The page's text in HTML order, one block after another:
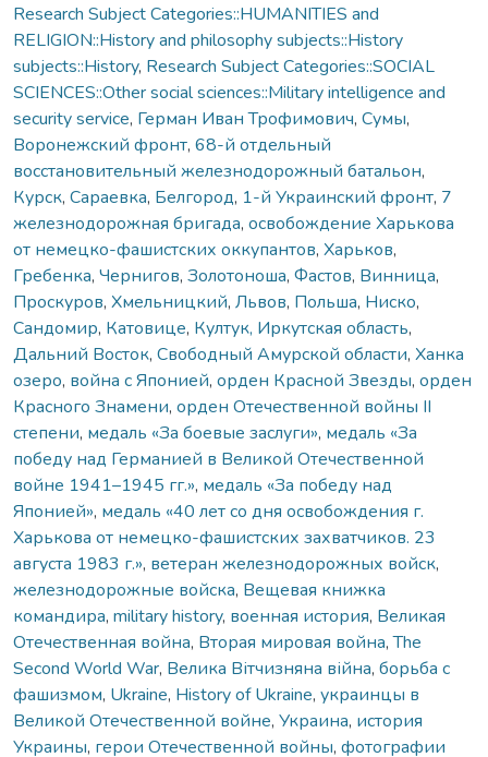
Research Subject Categories::HUMANITIES and
RELIGION::History and philosophy subjects::History
subjects::History, Research Subject Categories::SOCIAL
SCIENCES::Other social sciences::Military intelligence and
security service, Герман Иван Трофимович, Сумы,
Воронежский фронт, 68-й отдельный
восстановительный железнодорожный батальон,
Курск, Сараевка, Белгород, 1-й Украинский фронт, 7
железнодорожная бригада, освобождение Харькова
от немецко-фашистских оккупантов, Харьков,
Гребенка, Чернигов, Золотоноша, Фастов, Винница,
Проскуров, Хмельницкий, Львов, Польша, Ниско,
Сандомир, Катовице, Култук, Иркутская область,
Дальний Восток, Свободный Амурской области, Ханка
озеро, война с Японией, орден Красной Звезды, орден
Красного Знамени, орден Отечественной войны ІІ
степени, медаль «За боевые заслуги», медаль «За
победу над Германией в Великой Отечественной
войне 1941–1945 гг.», медаль «За победу над
Японией», медаль «40 лет со дня освобождения г.
Харькова от немецко-фашистских захватчиков. 23
августа 1983 г.», ветеран железнодорожных войск,
железнодорожные войска, Вещевая книжка
командира, military history, военная история, Великая
Отечественная война, Вторая мировая война,The
Second World War, Велика Вітчизняна війна, борьба с
фашизмом, Ukraine, History of Ukraine, украинцы в
Великой Отечественной войне, Украина, история
Украины, герои Отечественной войны, фотографии